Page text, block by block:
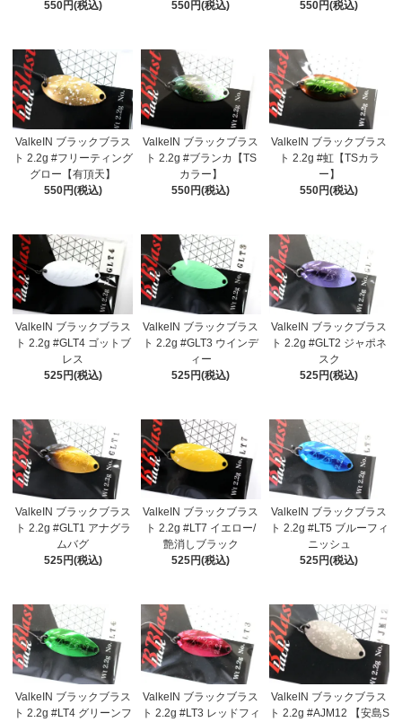
550円(税込)
550円(税込)
550円(税込)
ValkeIN ブラックブラス
ト 2.2g #フリーティング
グロー【有頂天】
550円(税込)
ValkeIN ブラックブラス
ト 2.2g #ブランカ【TS
カラー】
550円(税込)
ValkeIN ブラックブラス
ト 2.2g #虹【TSカラ
ー】
550円(税込)
ValkeIN ブラックブラス
ト 2.2g #GLT4 ゴットブ
レス
525円(税込)
ValkeIN ブラックブラス
ト 2.2g #GLT3 ウインデ
ィー
525円(税込)
ValkeIN ブラックブラス
ト 2.2g #GLT2 ジャポネ
スク
525円(税込)
ValkeIN ブラックブラス
ト 2.2g #GLT1 アナグラ
ムバグ
525円(税込)
ValkeIN ブラックブラス
ト 2.2g #LT7 イエロー/
艶消しブラック
525円(税込)
ValkeIN ブラックブラス
ト 2.2g #LT5 ブルーフィ
ニッシュ
525円(税込)
ValkeIN ブラックブラス
ト 2.2g #LT4 グリーンフ
ValkeIN ブラックブラス
ト 2.2g #LT3 レッドフィ
ValkeIN ブラックブラス
ト 2.2g #AJM12 【安島S